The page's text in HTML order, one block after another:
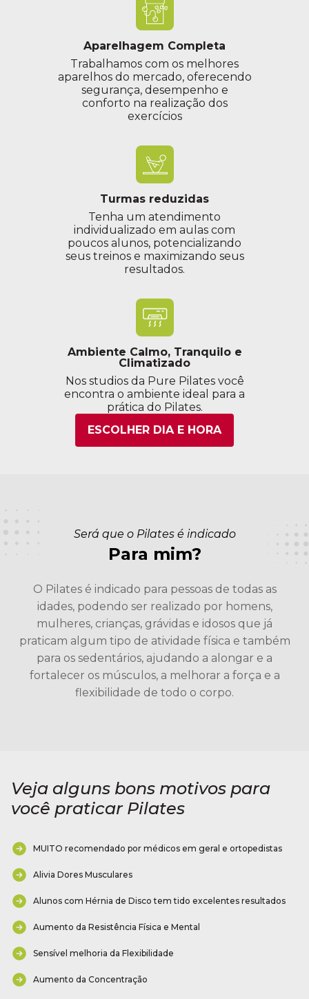
Aparelhagem Completa
Trabalhamos com os melhores
aparelhos do mercado, oferecendo
segurança, desempenho e
conforto na realização dos
exercícios
Turmas reduzidas
Tenha um atendimento
individualizado em aulas com
poucos alunos, potencializando
seus treinos e maximizando seus
resultados.
Ambiente Calmo, Tranquilo e
Climatizado
Nos studios da Pure Pilates você
encontra o ambiente ideal para a
prática do Pilates.
ESCOLHER DIA E HORA
Será que o Pilates é indicado
Para mim?
O Pilates é indicado para pessoas de todas as
idades, podendo ser realizado por homens,
mulheres, crianças, grávidas e idosos que já
praticam algum tipo de atividade física e também
para os sedentários, ajudando a alongar e a
fortalecer os músculos, a melhorar a força e a
flexibilidade de todo o corpo.
Veja alguns bons motivos para
você praticar Pilates
MUITO recomendado por médicos em geral e ortopedistas
Alivia Dores Musculares
Alunos com Hérnia de Disco tem tido excelentes resultados
Aumento da Resistência Física e Mental
Sensível melhoria da Flexibilidade
Aumento da Concentração